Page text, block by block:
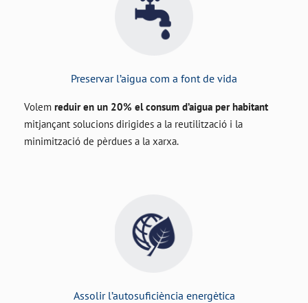
Preservar l’aigua com a font de vida
Volem reduir en un 20% el consum d’aigua per habitant
mitjançant solucions dirigides a la reutilització i la
minimització de pèrdues a la xarxa.
Assolir l’autosuficiència energètica